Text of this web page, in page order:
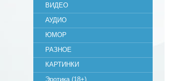
ВИДЕО
АУДИО
ЮМОР
РАЗНОЕ
КАРТИНКИ
Эротика (18+)